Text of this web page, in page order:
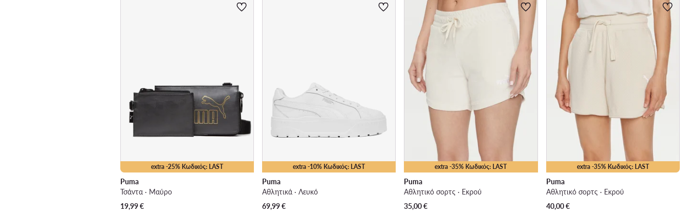
extra -25% Κωδικός: LAST
Puma
Τσάντα · Μαύρο
19,99€
extra -10% Κωδικός: LAST
Puma
Αθλητικά · Λευκό
69,99€
extra -35% Κωδικός: LAST
Puma
Αθλητικό σορτς · Εκρού
35,00€
extra -35% Κωδικός: LAST
Puma
Αθλητικό σορτς · Εκρού
40,00€